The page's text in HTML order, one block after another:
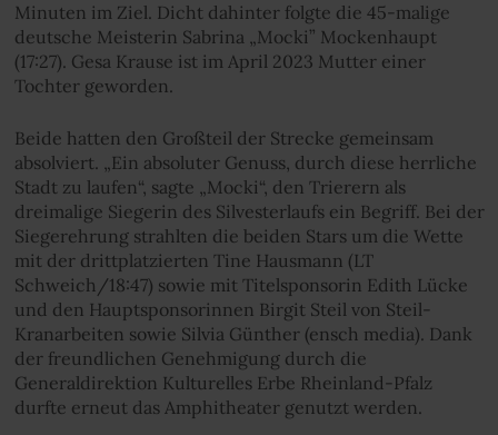
Minuten im Ziel. Dicht dahinter folgte die 45-malige
deutsche Meisterin Sabrina „Mocki” Mockenhaupt
(17:27). Gesa Krause ist im April 2023 Mutter einer
Tochter geworden.
Beide hatten den Großteil der Strecke gemeinsam
absolviert. „Ein absoluter Genuss, durch diese herrliche
Stadt zu laufen“, sagte „Mocki“, den Trierern als
dreimalige Siegerin des Silvesterlaufs ein Begriff. Bei der
Siegerehrung strahlten die beiden Stars um die Wette
mit der drittplatzierten Tine Hausmann (LT
Schweich/18:47) sowie mit Titelsponsorin Edith Lücke
und den Hauptsponsorinnen Birgit Steil von Steil-
Kranarbeiten sowie Silvia Günther (ensch media). Dank
der freundlichen Genehmigung durch die
Generaldirektion Kulturelles Erbe Rheinland-Pfalz
durfte erneut das Amphitheater genutzt werden.